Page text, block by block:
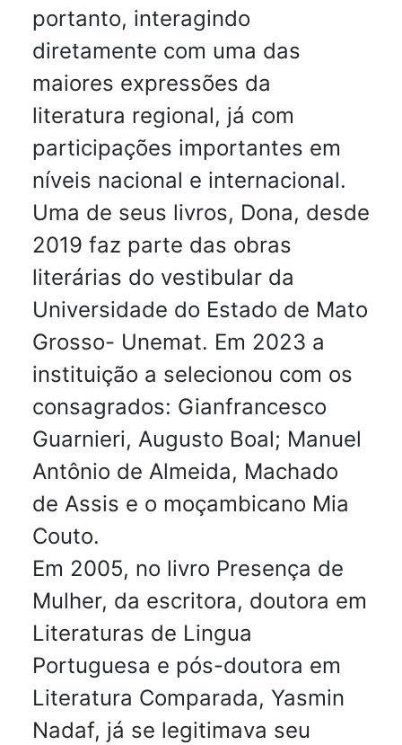
portanto, interagindo
diretamente com uma das
maiores expressões da
literatura regional, já com
participações importantes em
níveis nacional e internacional.
Uma de seus livros, Dona, desde
2019 faz parte das obras
literárias do vestibular da
Universidade do Estado de Mato
Grosso- Unemat. Em 2023 a
instituição a selecionou com os
consagrados: Gianfrancesco
Guarnieri, Augusto Boal; Manuel
Antônio de Almeida, Machado
de Assis e o moçambicano Mia
Couto.
Em 2005, no livro Presença de
Mulher, da escritora, doutora em
Literaturas de Lingua
Portuguesa e pós-doutora em
Literatura Comparada, Yasmin
Nadaf, já se legitimava seu